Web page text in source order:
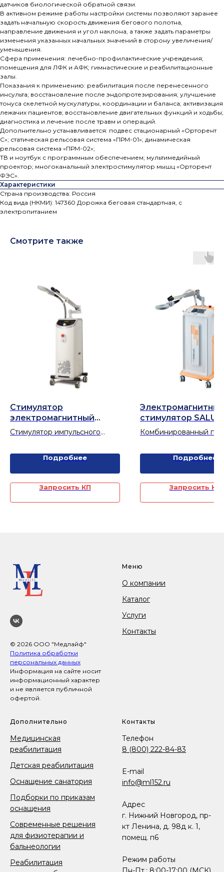
датчиков биологической обратной связи.
В активном режиме работы настройки системы позволяют заранее
задать начальную скорость движения бегового полотна,
направление движения и угол наклона, а также задать параметры
изменения указанных начальных значений в сторону увеличения/
уменьшения.
Сфера применения: лечебно-профилактические учреждения;
помещения для ЛФК и АФК; гимнастические и реабилитационные
залы.
Показания к применению: реабилитация после перенесенного
инсульта; восстановление после эндопротезирования; улучшение
тонуса скелетной мускулатуры, координации и баланса; активизация
лежачих пациентов; восстановление двигательных функций и ходьбы;
диагностика и лечение после травм и операций.
Дополнительно устанавливается: подвес стационарный «Орторент
С»; статическая рельсовая система «ПРМ-01»; динамическая
рельсовая система «ПРМ-02»;
ТВ и ноутбук с программным обеспечением; мультимедийный
проектор; многоканальный электростимулятор мышц «Орторент
ФЭС».
Характеристики
Страна производства: Россия
Код вида (НКМИ): 147360 Дорожка беговая стандартная, с
электропитанием
Смотрите также
Стимулятор
электромагнитный
SALUS-TALENT-A
Стимулятор импульсного
воздействия высокой
интенсивности.
Подробнее
Запросить КП
стимулятор
Optimus-Pro с
Комбинированный
ударно-волновой
электромагнитной
Подробнее
Запросить КП
© 2026 ООО "Медлайф"
Политика обработки
персональных данных
Информация на сайте носит
информационный характер
и не является публичной
офертой.
Меню
О компании
Каталог
Услуги
Контакты
Дополнительно
Медицинская
реабилитация
Детская реабилитация
Оснащение санатория
Подборки по приказам
оснащения
Современные решения
для физиотерапии и
бальнеологии
Реабилитация
Контакты
Телефон
8 (800) 222-84-83
E-mail
info@ml152.ru
Адрес
г. Нижний Новгород, пр-
кт Ленина, д. 98д к. 1,
помещ. п6
Режим работы